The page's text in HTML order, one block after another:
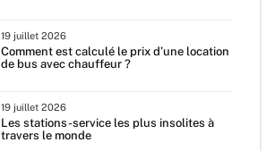
19 juillet 2026
Comment est calculé le prix d’une location
de bus avec chauffeur ?
19 juillet 2026
Les stations-service les plus insolites à
travers le monde